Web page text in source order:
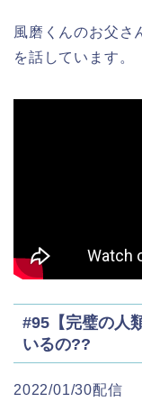
風磨くんのお父さ
を話しています。
#95【完璧の人
いるの??
2022/01/30配信